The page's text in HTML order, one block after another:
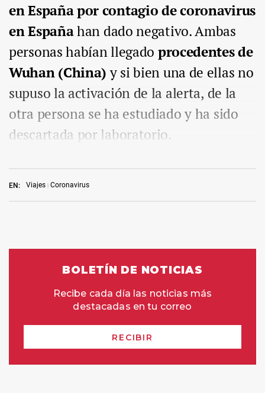
EN: Viajes Coronavirus
en España por contagio de coronavirus
en Españahan dado negativo. Ambas
personas habían llegado procedentes de
Wuhan (China)y si bien una de ellas no
supuso la activación de la alerta, de la
otra persona se ha estudiado y ha sido
descartada por laboratorio.